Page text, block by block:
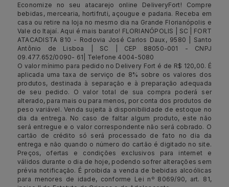
Economize no seu atacarejo online DeliveryFort! Compre
bebidas, mercearia, hortifruti, açougue e padaria. Receba em
casa ou retire na loja no mesmo dia na Grande Florianópolis e
Vale do Itajaí. Aqui é mais barato! FLORIANÓPOLIS | SC | FORT
ATACADISTA 810 - Rodovia José Carlos Daux, 9580 | Santo
Antônio de Lisboa | SC | CEP 88050-001 - CNPJ
09.477.652/0090- 61| Telefone 4004-5080
O valor mínimo para pedido no Delivery Fort é de R$ 120,00. É
aplicada uma taxa de serviço de 8% sobre os valores dos
produtos, destinada à separação e à preparação adequada
de seu pedido. O valor total de sua compra poderá ser
alterado, para mais ou para menos, por conta dos produtos de
peso variável. Venda sujeita à disponibilidade de estoque no
dia da entrega. No caso de faltar algum produto, este não
será entregue e o valor correspondente não será cobrado. O
cartão de crédito só será processado de fato no dia da
entrega e não quando o número do cartão é digitado no site.
Preços, ofertas e condições exclusivos para internet e
válidos durante o dia de hoje, podendo sofrer alterações sem
prévia notificação. É proibida a venda de bebidas alcoólicas
para menores de idade, conforme Lei nº 8069/90, art. 81,